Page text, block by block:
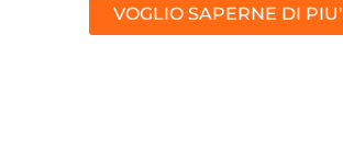
VOGLIO SAPERNE DI PIU'